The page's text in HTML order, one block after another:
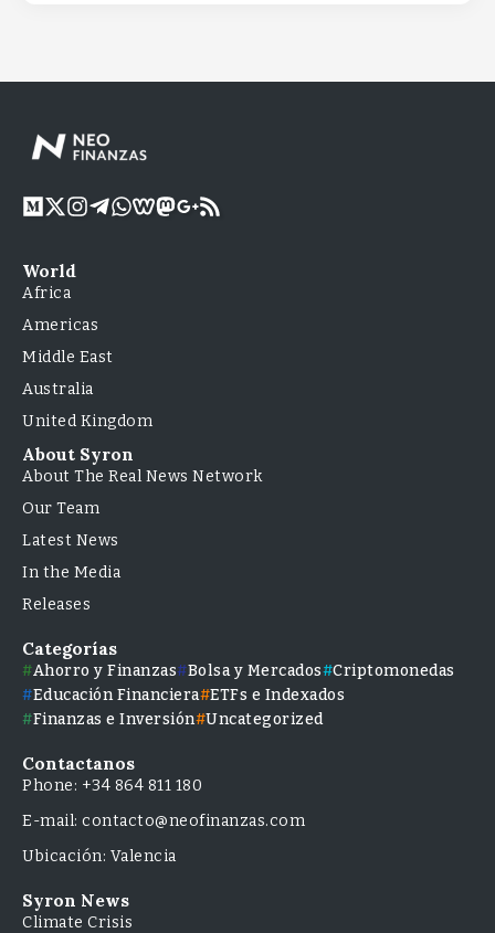
World
Africa
Americas
Middle East
Australia
United Kingdom
About Syron
About The Real News Network
Our Team
Latest News
In the Media
Releases
Categorías
Ahorro y Finanzas Bolsa y Mercados
Criptomonedas
Educación Financiera ETFs e Indexados
Finanzas e Inversión Uncategorized
Contactanos
Phone: +34 864 811 180
E-mail: contacto@neofinanzas.com
Ubicación: Valencia
Syron News
Climate Crisis